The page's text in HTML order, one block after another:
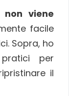
non viene
facile
Sopra, ho
per
il